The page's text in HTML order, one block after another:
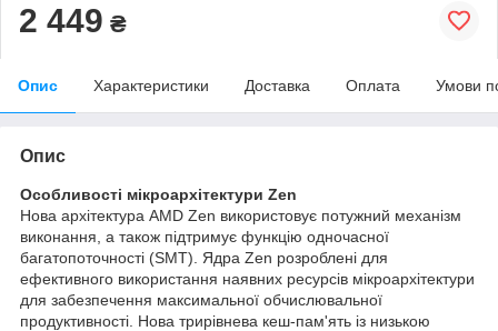
2 449 ₴
Опис Характеристики Доставка Оплата Умови
Опис
Особливості мікроархітектури Zen
Нова архітектура AMD Zen використовує потужний механізм
виконання, а також підтримує функцію одночасної
багатопоточності (SMT). Ядра Zen розроблені для
ефективного використання наявних ресурсів мікроархітектури
для забезпечення максимальної обчислювальної
продуктивності. Нова трирівнева кеш-пам'ять із низькою